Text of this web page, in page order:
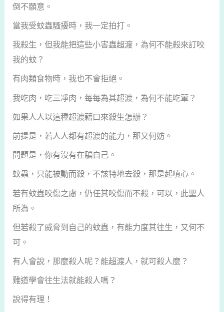
倒不願意。
當我受蚊蟲騷擾時，我一定拍打。
我殺生，但我能把這些小害蟲超渡，為何不能殺來訂咬
我的蚊？
有肉類食物時，我也不會拒絕。
我吃肉，吃三凈肉，每每為其超渡，為何不能吃葷？
如果人人以這種超渡藉口來殺生怎辦？
前提是，若人人都有超渡的能力，那又何妨。
問題是，你有沒有在騙自己。
蚊蟲，只能被動而殺，不該特地去殺，那是起嗔心。
若有蚊蟲咬傷之慮，仍任其咬傷而不殺，可以，此聖人
所為。
但若殺了威脅到自己的蚊蟲，有能力度其往生，又何不
可。
有人會說，那麼殺人呢？能超渡人，就可殺人麼？
難道學會往生法就能殺人嗎？
說得有理！